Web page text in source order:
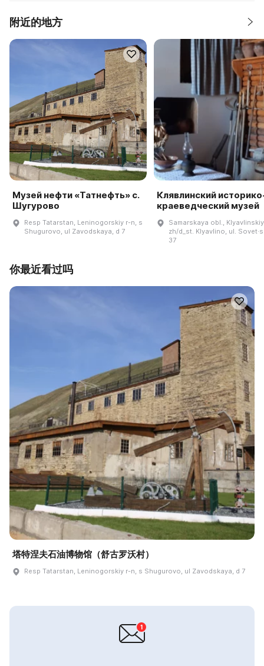
附近的地方
Музей нефти «Татнефть» с.
Шугурово
Resp Tatarstan, Leninogorskiy r-n, s
Shugurovo, ul Zavodskaya, d 7
Клявлинский
краеведческий музей
Samarskaya obl.,
zh/d_st. Klyavlino, ul.
37
你最近看过吗
塔特涅夫石油博物馆（舒古罗沃村）
Resp Tatarstan, Leninogorskiy r-n, s Shugurovo, ul Zavodskaya, d 7